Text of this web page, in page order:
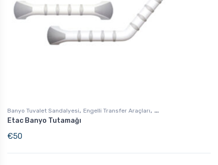
Banyo Tuvalet Sandalyesi, Engelli Transfer Araçları,
Engelli Destek Ürünleri
Etac Banyo Tutamağı
€50